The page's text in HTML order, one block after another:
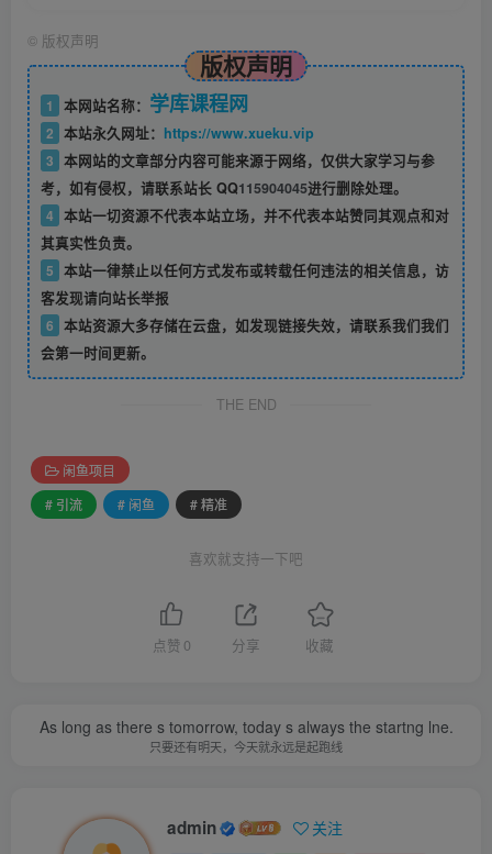
© 版权声明
版权声明
1 本网站名称： 学库课程网
2 本站永久网址： https://www.xueku.vip
3 本网站的文章部分内容可能来源于网络，仅供大家学习与参
考，如有侵权，请联系站长 QQ115904045进行删除处理。
4 本站一切资源不代表本站立场，并不代表本站赞同其观点和对
其真实性负责。
5 本站一律禁止以任何方式发布或转载任何违法的相关信息，访
客发现请向站长举报
6 本站资源大多存储在云盘，如发现链接失效，请联系我们我们
会第一时间更新。
THE END
闲鱼项目
# 引流
# 闲鱼 # 精准
喜欢就支持一下吧
点赞 0 分享 收藏
As long as there s tomorrow, today s always the startng lne.
只要还有明天，今天就永远是起跑线
admin 关注